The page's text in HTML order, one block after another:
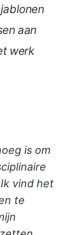
aan
werk
is om
vind het
te